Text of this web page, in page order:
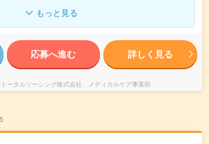
もっと見る
応募へ進む 詳しく見る
トータルソーシング株式会社 メディカルケア事業部